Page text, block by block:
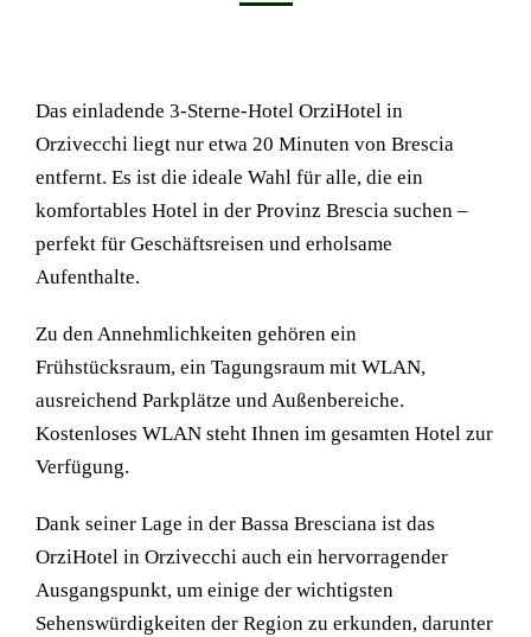
Das einladende 3-Sterne-Hotel OrziHotel in
Orzivecchi liegt nur etwa 20 Minuten von Brescia
entfernt. Es ist die ideale Wahl für alle, die ein
komfortables Hotel in der Provinz Brescia suchen –
perfekt für Geschäftsreisen und erholsame
Aufenthalte.
Zu den Annehmlichkeiten gehören ein
Frühstücksraum, ein Tagungsraum mit WLAN,
ausreichend Parkplätze und Außenbereiche.
Kostenloses WLAN steht Ihnen im gesamten Hotel zur
Verfügung.
Dank seiner Lage in der Bassa Bresciana ist das
OrziHotel in Orzivecchi auch ein hervorragender
Ausgangspunkt, um einige der wichtigsten
Sehenswürdigkeiten der Region zu erkunden, darunter